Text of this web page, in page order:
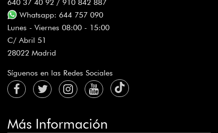
640 37 40 92 / 910 842 887
Whatsapp: 644 757 090
Lunes - Viernes 08:00 - 15:00
C/ Abril 51
28022 Madrid
Síguenos en las Redes Sociales
Más Información